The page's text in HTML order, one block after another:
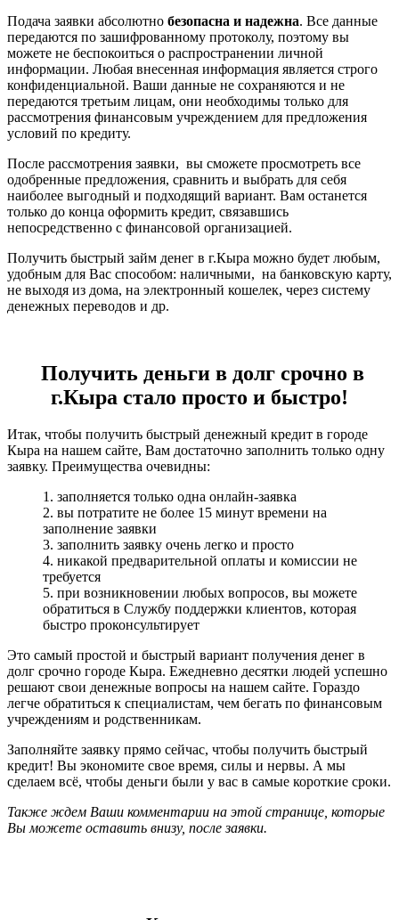
Подача заявки абсолютно безопасна и надежна. Все данные
передаются по зашифрованному протоколу, поэтому вы
можете не беспокоиться о распространении личной
информации. Любая внесенная информация является строго
конфиденциальной. Ваши данные не сохраняются и не
передаются третьим лицам, они необходимы только для
рассмотрения финансовым учреждением для предложения
условий по кредиту.
После рассмотрения заявки, вы сможете просмотреть все
одобренные предложения, сравнить и выбрать для себя
наиболее выгодный и подходящий вариант. Вам останется
только до конца оформить кредит, связавшись
непосредственно с финансовой организацией.
Получить быстрый займ денег в г.Кыра можно будет любым,
удобным для Вас способом: наличными, на банковскую карту,
не выходя из дома, на электронный кошелек, через систему
денежных переводов и др.
Получить деньги в долг срочно в
г.Кыра стало просто и быстро!
Итак, чтобы получить быстрый денежный кредит в городе
Кыра на нашем сайте, Вам достаточно заполнить только одну
заявку. Преимущества очевидны:
1. заполняется только одна онлайн-заявка
2. вы потратите не более 15 минут времени на
заполнение заявки
3. заполнить заявку очень легко и просто
4. никакой предварительной оплаты и комиссии не
требуется
5. при возникновении любых вопросов, вы можете
обратиться в Службу поддержки клиентов, которая
быстро проконсультирует
Это самый простой и быстрый вариант получения денег в
долг срочно городе Кыра. Ежедневно десятки людей успешно
решают свои денежные вопросы на нашем сайте. Гораздо
легче обратиться к специалистам, чем бегать по финансовым
учреждениям и родственникам.
Заполняйте заявку прямо сейчас, чтобы получить быстрый
кредит! Вы экономите свое время, силы и нервы. А мы
сделаем всё, чтобы деньги были у вас в самые короткие сроки.
Также ждем Ваши комментарии на этой странице, которые
Вы можете оставить внизу, после заявки.